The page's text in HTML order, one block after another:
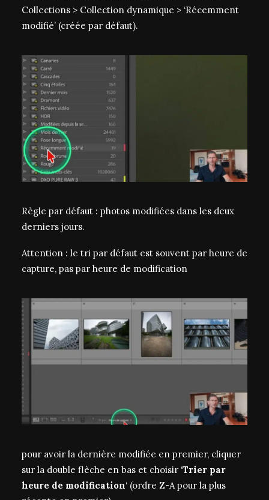
Collections > Collection dynamique > ‘Récemment
modifié’ (créée par défaut).
Règle par défaut : photos modifiées dans les deux
derniers jours.
Attention : le tri par défaut est souvent par heure de
capture, pas par heure de modification
pour avoir la dernière modifiée en premier, cliquer
sur la double flèche en bas et choisir ‘Trier par
heure de modification‘ (ordre Z-A pour la plus